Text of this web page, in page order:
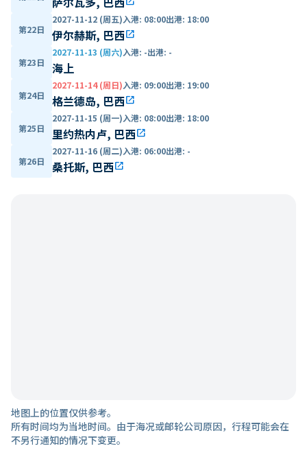
第22日
2027-11-12 (周五)入港: 08:00出港: 18:00
伊尔赫斯, 巴西open_in_new
第23日
2027-11-13 (周六)入港: -出港: -
海上
第24日
2027-11-14 (周日)入港: 09:00出港: 19:00
格兰德岛, 巴西open_in_new
第25日
2027-11-15 (周一)入港: 08:00出港: 18:00
里约热内卢, 巴西open_in_new
第26日
2027-11-16 (周二)入港: 06:00出港: -
桑托斯, 巴西open_in_new
地图上的位置仅供参考。
所有时间均为当地时间。由于海况或邮轮公司原因，行程可能会在
不另行通知的情况下变更。